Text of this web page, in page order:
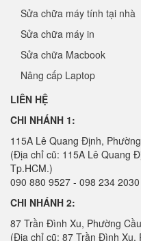
Sửa chữa máy tính tại nhà
Sửa chữa máy in
Sửa chữa Macbook
Nâng cấp Laptop
LIÊN HỆ
CHI NHÁNH 1:
115A Lê Quang Định,
(Địa chỉ cũ: 115A Lê Quang
Tp.HCM.)
090 880 9527 - 098 234 2030
CHI NHÁNH 2:
87 Trần Đình Xu, Phường
(Địa chỉ cũ: 87 Trần Đình Xu,